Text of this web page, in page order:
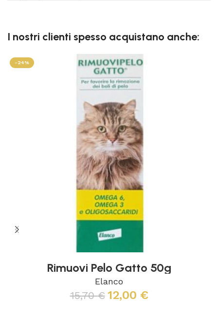
I nostri clienti spesso acquistano anche:
-24%
Rimuovi Pelo Gatto 50g
Elanco
15,70€ 12,00 €